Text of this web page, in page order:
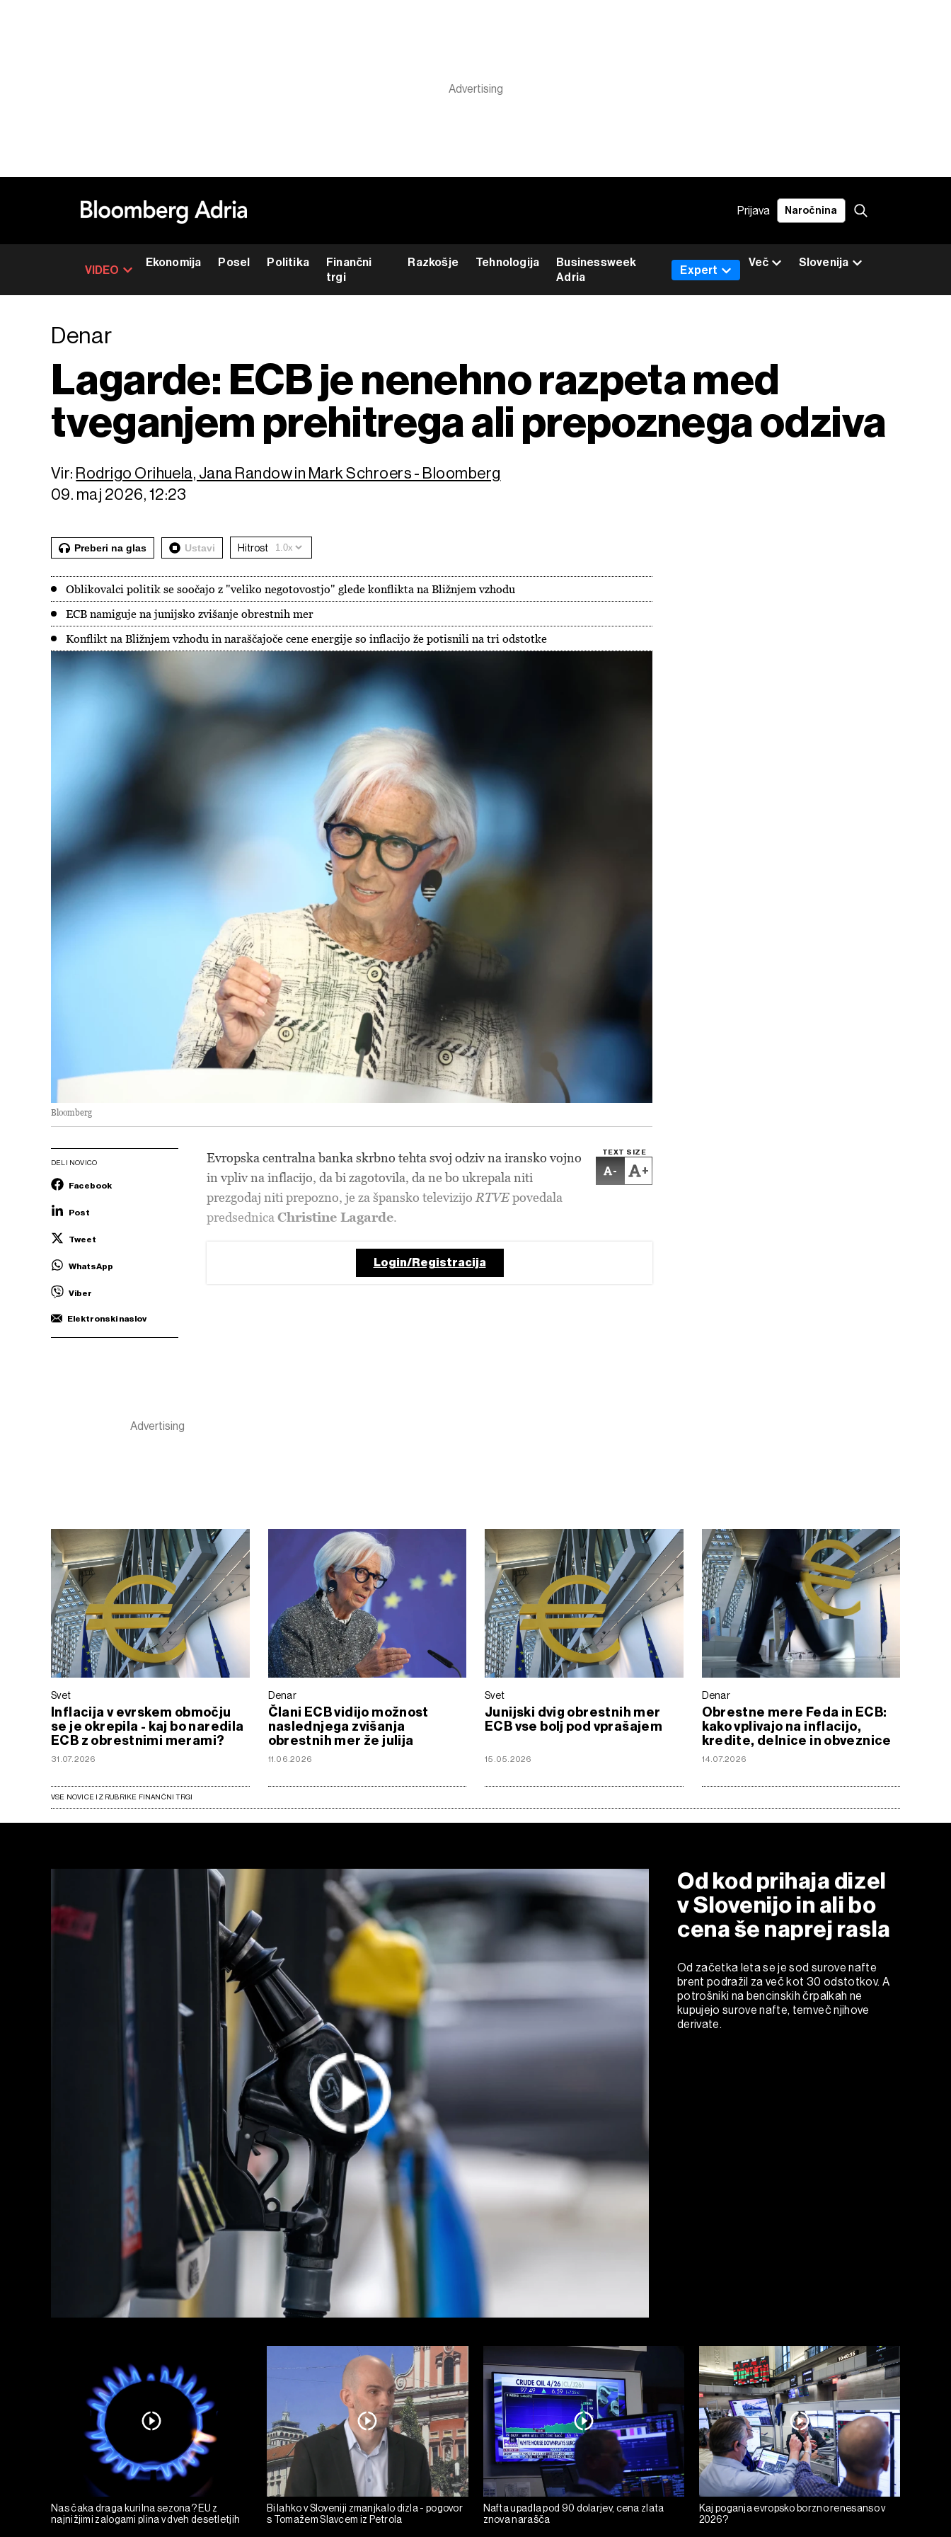
Prijava Naročnina
VIDEO
Ekonomija Posel Politika
Finančni
trgi
Razkošje Tehnologija
Businessweek
Adria
Slovenija
Expert
Več
Denar
Lagarde: ECB je nenehno razpeta med
tveganjem prehitrega ali prepoznega odziva
Vir: Rodrigo Orihuela, Jana Randow in Mark Schroers - Bloomberg
09. maj 2026, 12:23
Preberi na glas Ustavi Hitrost
Oblikovalci politik se soočajo z "veliko negotovostjo" glede konflikta na Bližnjem vzhodu
ECB namiguje na junijsko zvišanje obrestnih mer
Konflikt na Bližnjem vzhodu in naraščajoče cene energije so inflacijo že potisnili na tri odstotke
Bloomberg
DELI NOVICO
Facebook
Post
Tweet
WhatsApp
Viber
Elektronski naslov
TEXT SIZE
- +
Evropska centralna banka skrbno tehta svoj odziv na iransko vojno
in vpliv na inflacijo, da bi zagotovila, da ne bo ukrepala niti
prezgodaj niti prepozno, je za špansko televizijo RTVEpovedala
predsednica Christine Lagarde.
Login/Registracija
Svet
Inflacija v evrskem območju
se je okrepila - kaj bo naredila
ECB z obrestnimi merami?
31.07.2026
Denar
Člani ECB vidijo možnost
naslednjega zvišanja
obrestnih mer že julija
11.06.2026
Svet
Junijski dvig obrestnih mer
ECB vse bolj pod vprašajem
15.05.2026
Denar
Obrestne mere Feda in ECB:
kako vplivajo na inflacijo,
kredite, delnice in obveznice
14.07.2026
VSE NOVICE IZ RUBRIKE FINANČNI TRGI
Od kod prihaja dizel
v Slovenijo in ali bo
cena še naprej rasla
Od začetka leta se je sod surove nafte
brent podražil za več kot 30 odstotkov. A
potrošniki na bencinskih črpalkah ne
kupujejo surove nafte, temveč njihove
derivate.
Nas čaka draga kurilna sezona? EU z
najnižjimi zalogami plina v dveh desetletjih
Bi lahko v Sloveniji zmanjkalo dizla - pogovor
s Tomažem Slavcem iz Petrola
Nafta upadla pod 90 dolarjev, cena zlata
znova narašča
Kaj poganja evropsko borzno renesanso v
2026?